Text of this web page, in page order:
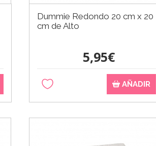
Dummie Redondo 20 cm x 20
cm de Alto
5,95€
AÑADIR